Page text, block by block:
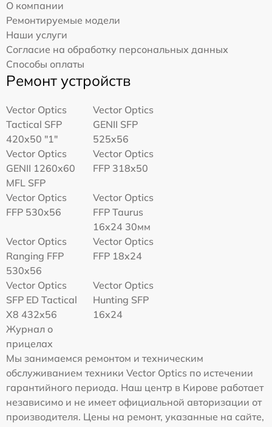
О компании
Ремонтируемые модели
Наши услуги
Согласие на обработку персональных данных
Способы оплаты
Ремонт устройств
Vector Optics
Tactical SFP
420x50 "1"
Vector Optics
GENII SFP
525x56
Vector Optics
GENII 1260x60
MFL SFP
Vector Optics
FFP 318x50
Vector Optics
FFP 530x56
Vector Optics
FFP Taurus
16x24 30мм
Vector Optics
Ranging FFP
530x56
Vector Optics
FFP 18x24
Vector Optics
SFP ED Tactical
X8 432x56
Vector Optics
Hunting SFP
16x24
Журнал о
прицелах
Мы занимаемся ремонтом и техническим
обслуживанием техники Vector Optics по истечении
гарантийного периода. Наш центр в Кирове работает
независимо и не имеет официальной авторизации от
производителя. Цены на ремонт, указанные на сайте,